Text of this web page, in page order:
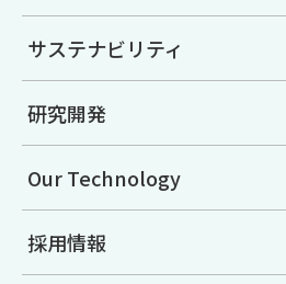
サステナビリティ
研究開発
Our Technology
採用情報